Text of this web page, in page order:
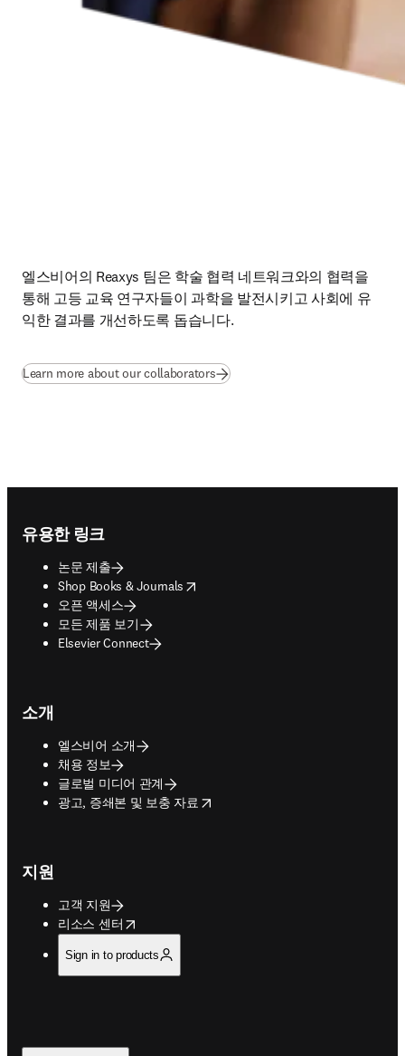
엘스비어의 Reaxys 팀은 학술 협력 네트워크와의 협력을
통해 고등 교육 연구자들이 과학을 발전시키고 사회에 유
익한 결과를 개선하도록 돕습니다.
Learn more about our collaborators
유용한 링크
논문 제출
Shop Books & Journals
opens in new tab/window
오픈 액세스
모든 제품 보기
Elsevier Connect
소개
엘스비어 소개
채용 정보
글로벌 미디어 관계
광고, 증쇄본 및 보충 자료
opens in new tab/window
지원
고객 지원
리소스 센터
opens in new tab/window
Sign in to products